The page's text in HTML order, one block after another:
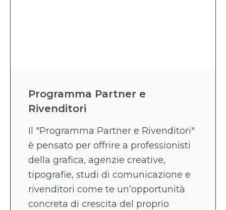
Programma Partner e
Rivenditori
Il "Programma Partner e Rivenditori"
è pensato per offrire a professionisti
della grafica, agenzie creative,
tipografie, studi di comunicazione e
rivenditori come te un’opportunità
concreta di crescita del proprio